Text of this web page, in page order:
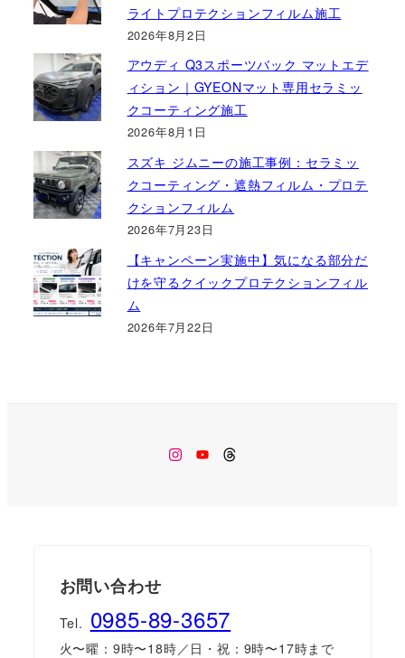
ライトプロテクションフィルム施工
2026年8月2日
アウディ Q3スポーツバック マットエデ
ィション｜GYEONマット専用セラミッ
クコーティング施工
2026年8月1日
スズキ ジムニーの施工事例：セラミッ
クコーティング・遮熱フィルム・プロテ
クションフィルム
2026年7月23日
【キャンペーン実施中】気になる部分だ
けを守るクイックプロテクションフィル
ム
2026年7月22日
Instagram
YoutubeThreads
お問い合わせ
Tel. 0985-89-3657
火〜曜：9時〜18時／日・祝：9時〜17時まで